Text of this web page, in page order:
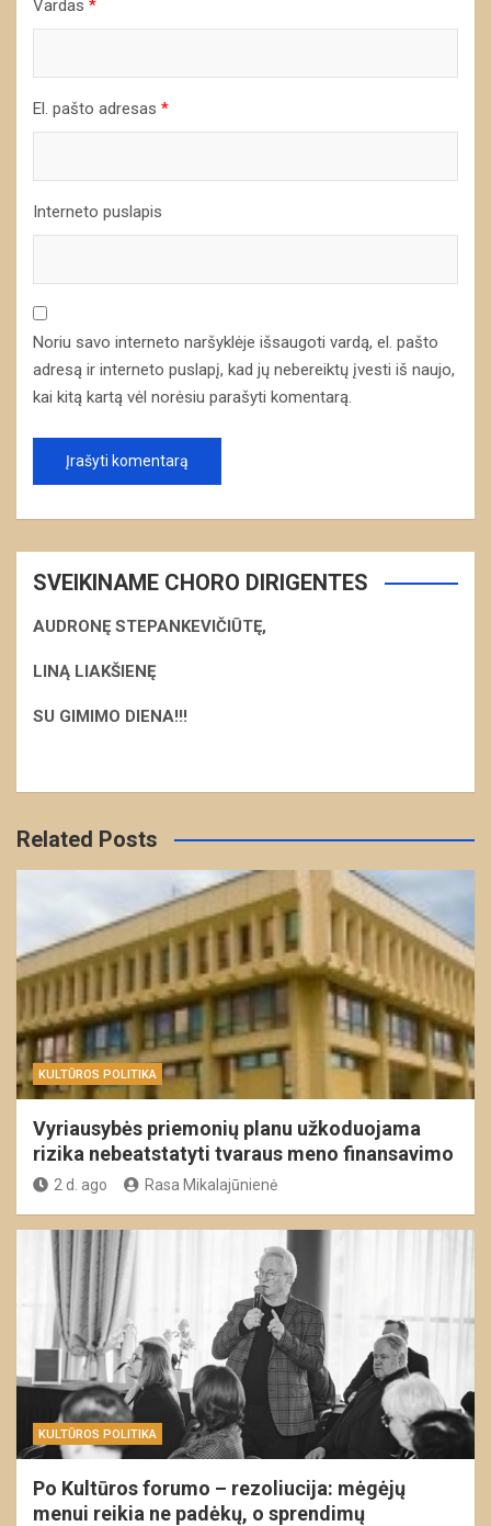
Vardas *
El. pašto adresas *
Interneto puslapis
Noriu savo interneto naršyklėje išsaugoti vardą, el. pašto
adresą ir interneto puslapį, kad jų nebereiktų įvesti iš naujo,
kai kitą kartą vėl norėsiu parašyti komentarą.
SVEIKINAME CHORO DIRIGENTES
AUDRONĘ STEPANKEVIČIŪTĘ,
LINĄ LIAKŠIENĘ
SU GIMIMO DIENA!!!
Related Posts
KULTŪROS POLITIKA
Vyriausybės priemonių planu užkoduojama
rizika nebeatstatyti tvaraus meno finansavimo
2 d. ago Rasa Mikalajūnienė
KULTŪROS POLITIKA
Po Kultūros forumo – rezoliucija: mėgėjų
menui reikia ne padėkų, o sprendimų